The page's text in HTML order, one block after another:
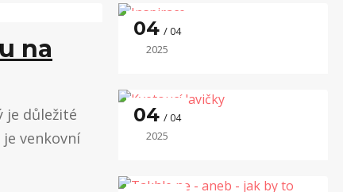
na
je důležité
venkovní
04 04
2025
04 04
2025